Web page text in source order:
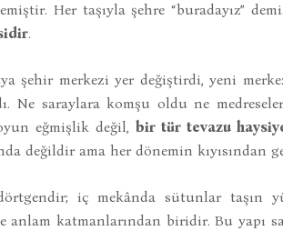
Her taşıyla şehre “buradayız”
.
şehir merkezi yer değiştirdi, yeni
Ne saraylara komşu oldu ne
eğmişlik değil, bir tür tevazu
değildir ama her dönemin kıyısından
iç mekânda sütunlar taşın
katmanlarından biridir. Bu yapı